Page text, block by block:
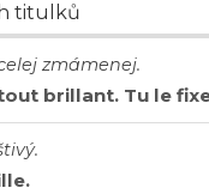
titulků
zmámenej.
brillant. Tu le